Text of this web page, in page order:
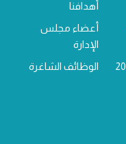
أهدافنا
أعضاء مجلس
الإدارة
الوظائف الشاغرة